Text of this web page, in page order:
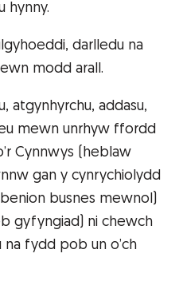
hynny.
darlledu na
modd arall.
atgynhyrchu, addasu,
mewn unrhyw ffordd
Cynnwys (heblaw
gan y cynrychiolydd
busnes mewnol)
gyfyngiad) ni chewch
na fydd pob un o’ch